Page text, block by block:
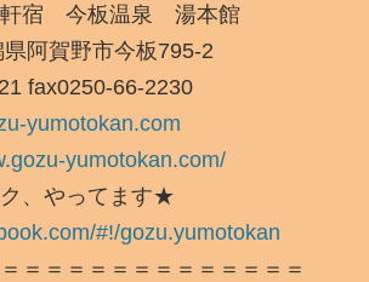
軒宿 今板温泉 湯本館
阿賀野市今板795-2
fax0250-66-2230
yumotokan.com
yumotokan.com/
、やってます★
#!/gozu.yumotokan
＝＝＝＝＝＝＝＝＝＝＝＝＝